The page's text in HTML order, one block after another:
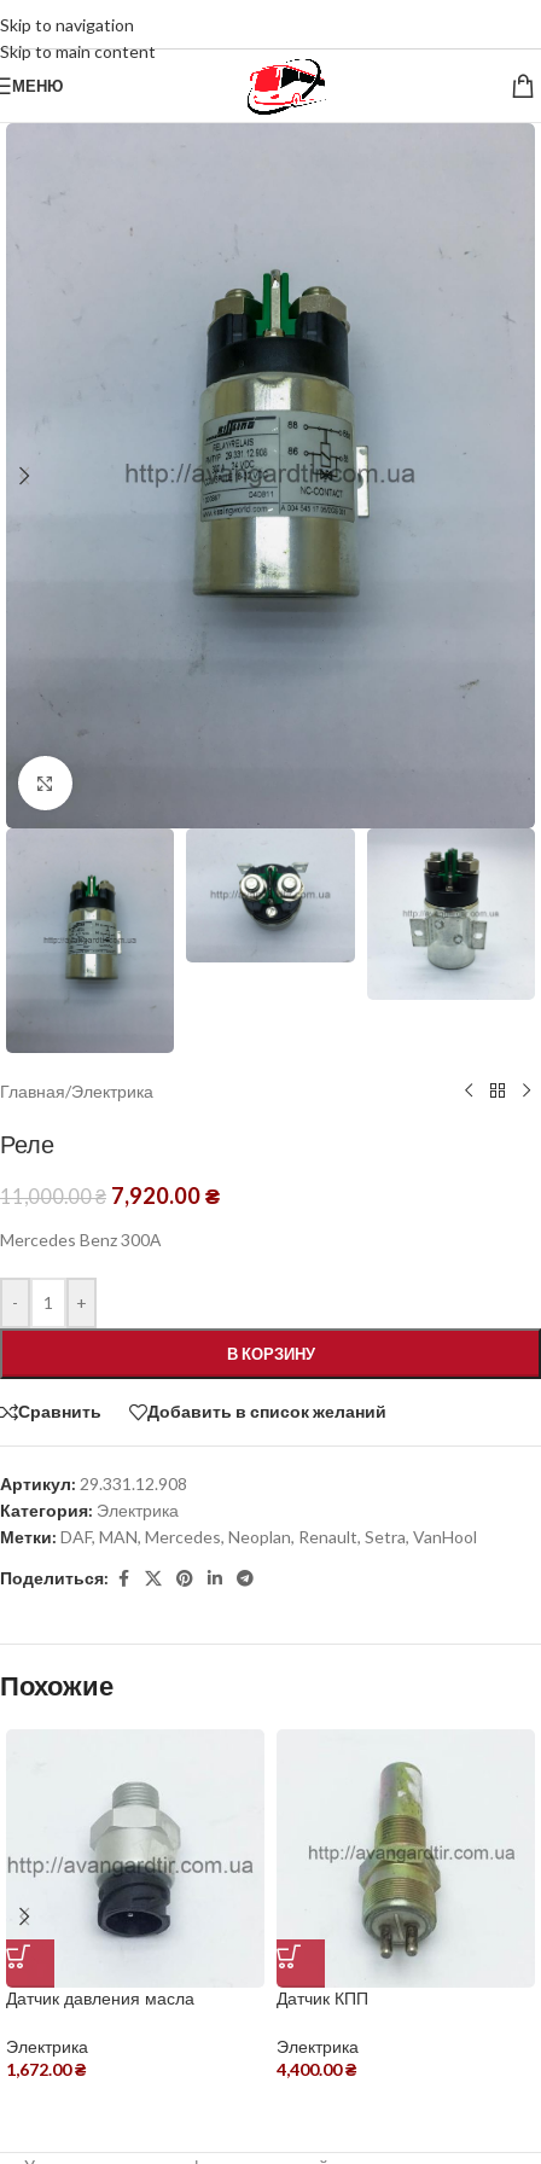
Skip to navigation
Skip to main content
МЕНЮ
Нажмите, чтобы увеличить
Главная/Электрика
Реле
11,000.00₴ 7,920.00₴
Mercedes Benz 300А
- +
В КОРЗИНУ
Сравнить Добавить в список желаний
Артикул: 29.331.12.908
Категория: Электрика
Метки: DAF, MAN, Mercedes, Neoplan, Renault, Setra, VanHool
Поделиться:
Похожие
Датчик давления масла
Электрика
1,672.00₴
Датчик КПП
Электрика
4,400.00₴